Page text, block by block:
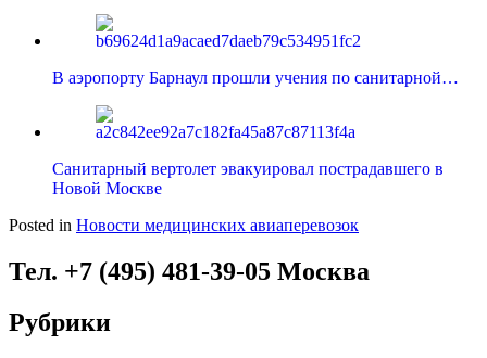
В аэропорту Барнаул прошли учения по санитарной…
Санитарный вертолет эвакуировал пострадавшего в
Новой Москве
Posted in Новости медицинских авиаперевозок
Тел. +7 (495) 481-39-05 Москва
Рубрики